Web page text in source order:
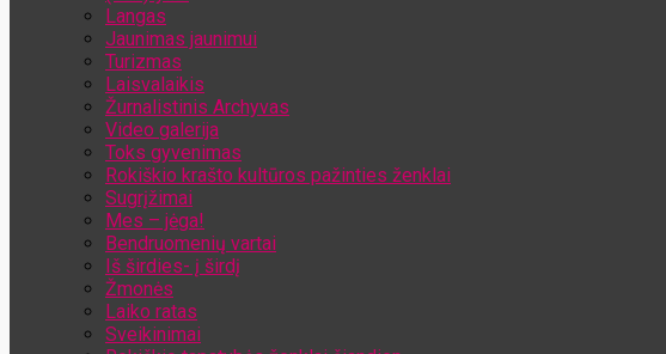
Langas
Jaunimas jaunimui
Turizmas
Laisvalaikis
Žurnalistinis Archyvas
Video galerija
Toks gyvenimas
Rokiškio krašto kultūros pažinties ženklai
Sugrįžimai
Mes – jėga!
Bendruomenių vartai
Iš širdies- į širdį
Žmonės
Laiko ratas
Sveikinimai